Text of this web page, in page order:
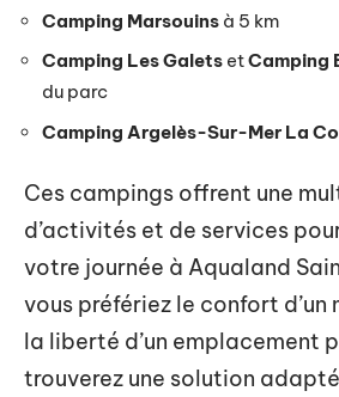
Camping Marsouins à 5 km
Camping Les Galets etCamping
du parc
Camping Argelès-Sur-Mer La
Ces campings offrent une
d’activités et de services
votre journée à Aqualand
vous préfériez le confort
la liberté d’un emplacement
trouverez une solution